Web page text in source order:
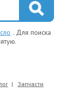
. Для поиска
Запчасти